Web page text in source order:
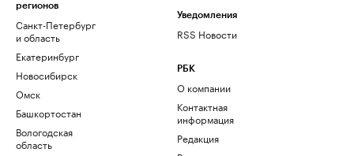
регионов
Санкт-Петербург
и область
Екатеринбург
Новосибирск
Омск
Башкортостан
Вологодская
область
Уведомления
RSS Новости
РБК
О компании
Контактная
информация
Редакция